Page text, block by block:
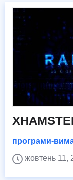
програми-
жовтень 11,